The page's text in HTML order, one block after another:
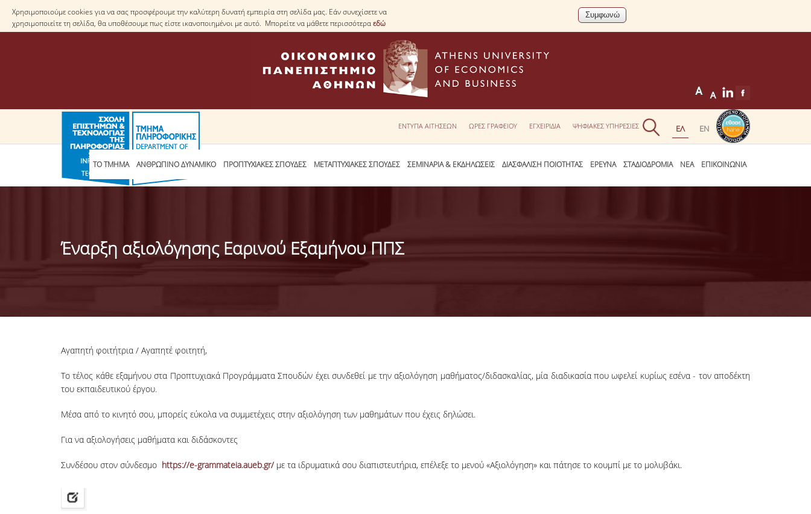
Χρησιμοποιούμε cookies για να σας προσφέρουμε την καλύτερη δυνατή εμπειρία στη σελίδα μας. Εάν συνεχίσετε να
χρησιμοποιείτε τη σελίδα, θα υποθέσουμε πως είστε ικανοποιημένοι με αυτό. Μπορείτε να μάθετε περισσότεραεδώ
ΕΝΤΥΠΑ ΑΙΤΗΣΕΩΝ ΩΡΕΣ ΓΡΑΦΕΙΟΥ ΕΓΧΕΙΡΙΔΙΑ ΨΗΦΙΑΚΕΣ ΥΠΗΡΕΣΙΕΣ
ΤΟ ΤΜΗΜΑ ΑΝΘΡΩΠΙΝΟ ΔΥΝΑΜΙΚΟ ΠΡΟΠΤΥΧΙΑΚΕΣ ΣΠΟΥΔΕΣ ΜΕΤΑΠΤΥΧΙΑΚΕΣ ΣΠΟΥΔΕΣ ΣΕΜΙΝΑΡΙΑ & ΕΚΔΗΛΩΣΕΙΣ ΔΙΑΣΦΑΛΙΣΗ ΠΟΙΟΤΗΤΑΣ ΕΡΕΥΝΑ ΣΤΑΔΙΟΔΡΟΜΙΑ ΝΕΑ ΕΠΙΚΟΙΝΩΝΙΑ
Έναρξη αξιολόγησης Εαρινού Εξαμήνου ΠΠΣ
Αγαπητή φοιτήτρια / Αγαπητέ φοιτητή,
Το τέλος κάθε εξαμήνου στα Προπτυχιακά Προγράμματα Σπουδών έχει συνδεθεί με την αξιολόγηση μαθήματος/διδασκαλίας, μία διαδικασία που ωφελεί κυρίως εσένα - τον αποδέκτη
του εκπαιδευτικού έργου.
Μέσα από το κινητό σου, μπορείς εύκολα να συμμετέχεις στην αξιολόγηση των μαθημάτων που έχεις δηλώσει.
Για να αξιολογήσεις μαθήματα και διδάσκοντες
Συνδέσου στον σύνδεσμο https://e-grammateia.aueb.gr/με τα ιδρυματικά σου διαπιστευτήρια, επέλεξε το μενού «Αξιολόγηση» και πάτησε το κουμπί με το μολυβάκι.